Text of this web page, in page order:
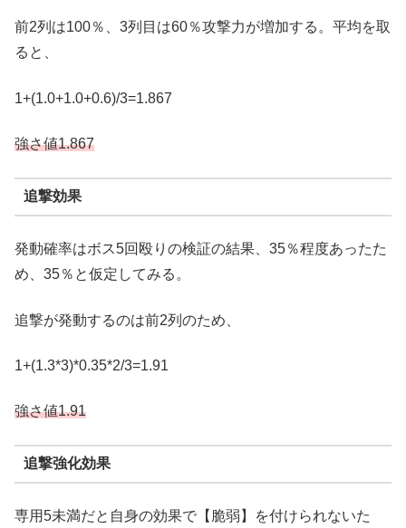
前2列は100％、3列目は60％攻撃力が増加する。平均を取
ると、
1+(1.0+1.0+0.6)/3=1.867
強さ値1.867
追撃効果
発動確率はボス5回殴りの検証の結果、35％程度あったた
め、35％と仮定してみる。
追撃が発動するのは前2列のため、
1+(1.3*3)*0.35*2/3=1.91
強さ値1.91
追撃強化効果
専用5未満だと自身の効果で【脆弱】を付けられないた